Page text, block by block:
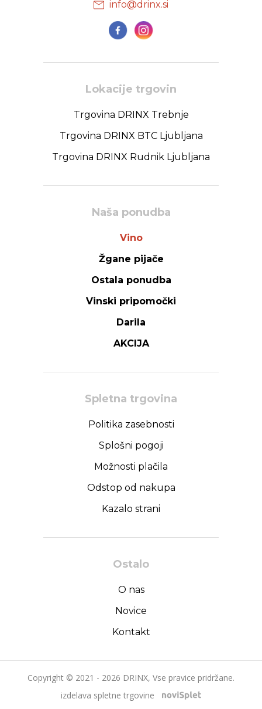
info@drinx.si
Lokacije trgovin
Trgovina DRINX Trebnje
Trgovina DRINX BTC Ljubljana
Trgovina DRINX Rudnik Ljubljana
Naša ponudba
Vino
Žgane pijače
Ostala ponudba
Vinski pripomočki
Darila
AKCIJA
Spletna trgovina
Politika zasebnosti
Splošni pogoji
Možnosti plačila
Odstop od nakupa
Kazalo strani
Ostalo
O nas
Novice
Kontakt
Copyright © 2021 - 2026 DRINX, Vse pravice pridržane.
izdelava spletne trgovine